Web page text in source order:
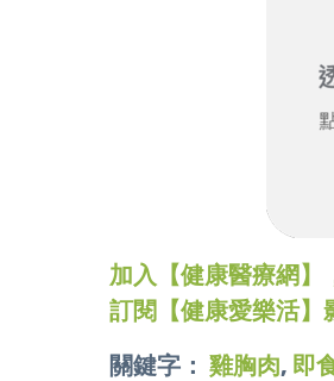
加入【健康醫療網
訂閱【健康愛樂活】
關鍵字： 雞胸肉, 即